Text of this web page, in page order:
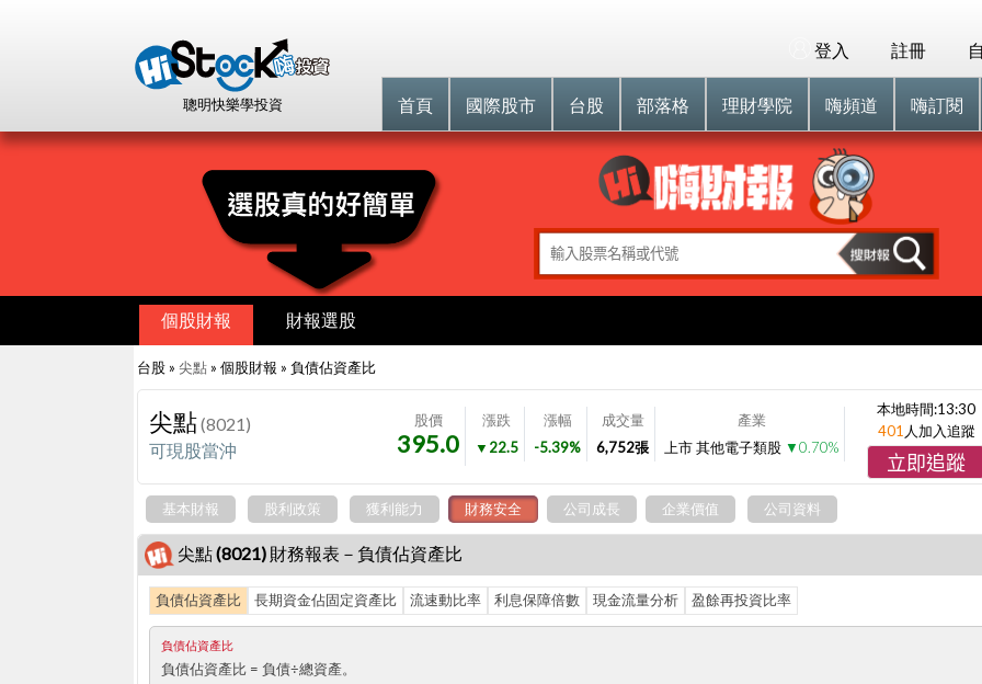
聰明快樂學投資
註冊
登入
首頁 國際股市 台股 部落格 理財學院 嗨頻道 嗨訂閱
個股財報 財報選股
台股 » 尖點 » 個股財報 » 負債佔資產比
尖點(8021)
可現股當沖
股價
395.0
漲跌
▼22.5
漲幅
-5.39%
成交量
6,752張
產業
上市 其他電子類股 ▼0.70%
本地時間:13:30
401人加入追蹤
立即追蹤
基本財報 股利政策 獲利能力 財務安全 公司成長 企業價值 公司資料
尖點 (8021) 財務報表－負債佔資產比
負債佔資產比 長期資金佔固定資產比 流速動比率 利息保障倍數 現金流量分析 盈餘再投資比率
負債佔資產比
負債佔資產比 = 負債÷總資產。